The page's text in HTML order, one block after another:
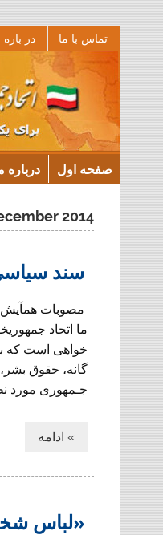
تماس با ما در باره
صفحه اول درباره
2014
سند
مصوبات همآیش
ما اتحاد
خواهی است که
گانه، حقوق
جـمهوری مورد
» ادامه
«لباس